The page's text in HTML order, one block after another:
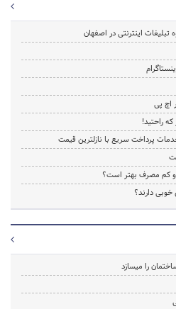
اینترنتی در اصفهان
راحتید!
پرداخت سریع با نازلترین قیمت
و کم مصرف بهتر است؟
دارند؟
را میسازد